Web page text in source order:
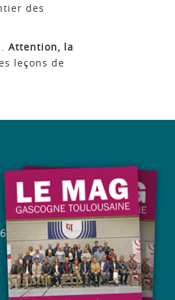
des
Attention, la
leçons de